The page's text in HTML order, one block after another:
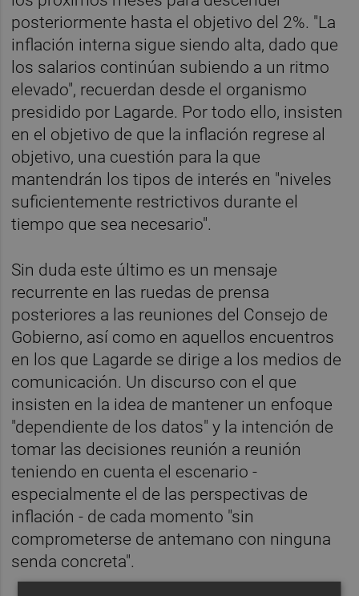
posteriormente hasta el objetivo del 2%. "La
inflación interna sigue siendo alta, dado que
los salarios continúan subiendo a un ritmo
elevado", recuerdan desde el organismo
presidido por Lagarde. Por todo ello, insisten
en el objetivo de que la inflación regrese al
objetivo, una cuestión para la que
mantendrán los tipos de interés en "niveles
suficientemente restrictivos durante el
tiempo que sea necesario".
Sin duda este último es un mensaje
recurrente en las ruedas de prensa
posteriores a las reuniones del Consejo de
Gobierno, así como en aquellos encuentros
en los que Lagarde se dirige a los medios de
comunicación. Un discurso con el que
insisten en la idea de mantener un enfoque
"dependiente de los datos" y la intención de
tomar las decisiones reunión a reunión
teniendo en cuenta el escenario -
especialmente el de las perspectivas de
inflación - de cada momento "sin
comprometerse de antemano con ninguna
senda concreta".